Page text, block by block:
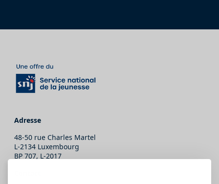
Adresse
48-50 rue Charles Martel
L-2134 Luxembourg
BP 707, L-2017